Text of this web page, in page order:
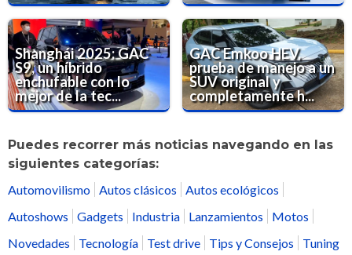
Shanghái 2025: GAC
S9, un híbrido
enchufable con lo
mejor de la tec...
GAC Emkoo HEV,
prueba de manejo a un
SUV original y
completamente h...
Puedes recorrer más noticias navegando en las
siguientes categorías:
Automovilismo Autos clásicos
Autos ecológicos
Autoshows
Gadgets Industria Lanzamientos
Motos
Novedades
Tecnología Test drive Tips y Consejos Tuning